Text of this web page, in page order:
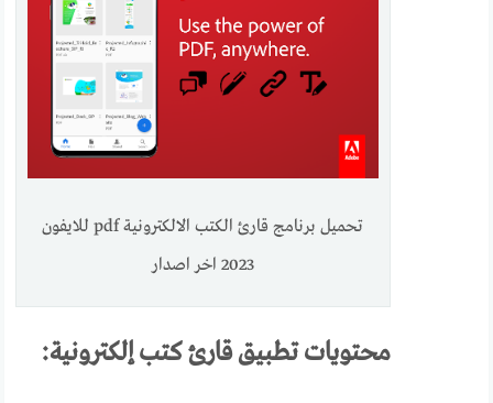
تحميل برنامج قارئ الكتب الالكترونية pdf للايفون
2023 اخر اصدار
محتويات تطبيق قارئ كتب إلكترونية: